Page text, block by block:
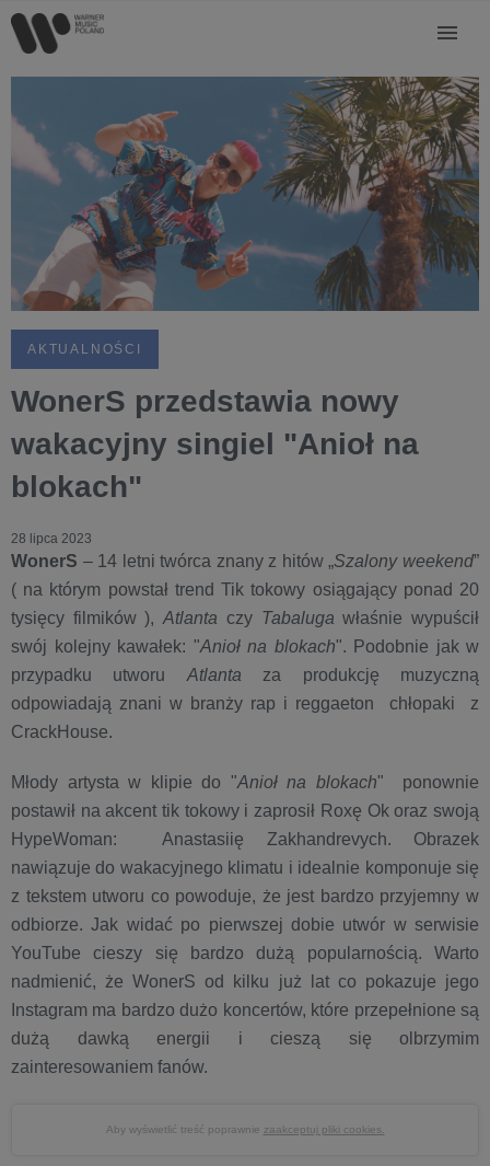
AKTUALNOŚCI
WonerS przedstawia nowy
wakacyjny singiel "Anioł na
blokach"
28 lipca 2023
WonerS – 14 letni twórca znany z hitów „Szalony weekend”
( na którym powstał trend Tik tokowy osiągający ponad 20
tysięcy filmików ),Atlanta czy Tabaluga właśnie wypuścił
swój kolejny kawałek: "Anioł na blokach". Podobnie jak w
przypadku utworu Atlanta za produkcję muzyczną
odpowiadają znani w branży rap i reggaeton chłopaki z
CrackHouse.
Młody artysta w klipie do "Anioł na blokach" ponownie
postawił na akcent tik tokowy i zaprosił Roxę Ok oraz swoją
HypeWoman: Anastasiię Zakhandrevych. Obrazek
nawiązuje do wakacyjnego klimatu i idealnie komponuje się
z tekstem utworu co powoduje, że jest bardzo przyjemny w
odbiorze. Jak widać po pierwszej dobie utwór w serwisie
YouTube cieszy się bardzo dużą popularnością. Warto
nadmienić, że WonerS od kilku już lat co pokazuje jego
Instagram ma bardzo dużo koncertów, które przepełnione są
dużą dawką energii i cieszą się olbrzymim
zainteresowaniem fanów.
Aby wyświetlić treść poprawnie zaakceptuj pliki cookies.